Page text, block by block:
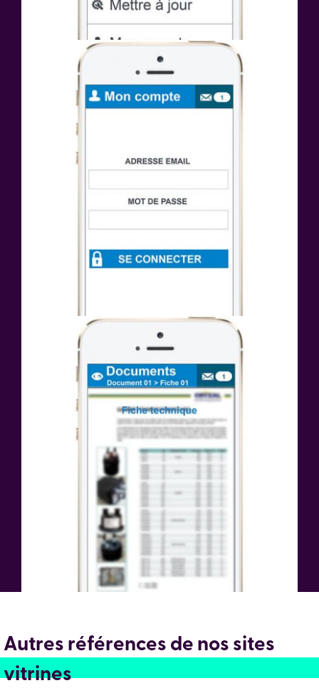
Autres références de nos sites
vitrines